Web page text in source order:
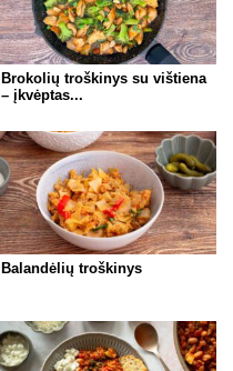
Brokolių troškinys su vištiena
– įkvėptas...
Balandėlių troškinys